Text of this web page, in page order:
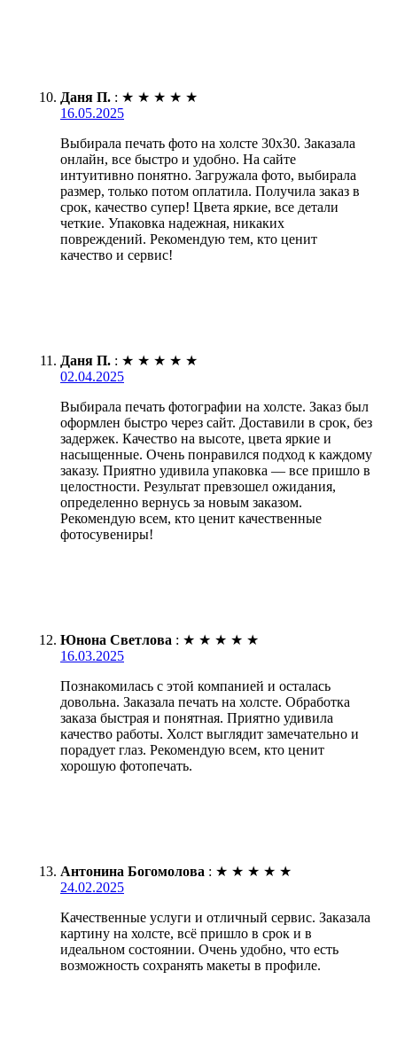
Даня П. : ★ ★ ★ ★ ★
16.05.2025
Выбирала печать фото на холсте 30х30. Заказала
онлайн, все быстро и удобно. На сайте
интуитивно понятно. Загружала фото, выбирала
размер, только потом оплатила. Получила заказ в
срок, качество супер! Цвета яркие, все детали
четкие. Упаковка надежная, никаких
повреждений. Рекомендую тем, кто ценит
качество и сервис!
Даня П. : ★ ★ ★ ★ ★
02.04.2025
Выбирала печать фотографии на холсте. Заказ был
оформлен быстро через сайт. Доставили в срок, без
задержек. Качество на высоте, цвета яркие и
насыщенные. Очень понравился подход к каждому
заказу. Приятно удивила упаковка — все пришло в
целостности. Результат превзошел ожидания,
определенно вернусь за новым заказом.
Рекомендую всем, кто ценит качественные
фотосувениры!
Юнона Светлова : ★ ★ ★ ★ ★
16.03.2025
Познакомилась с этой компанией и осталась
довольна. Заказала печать на холсте. Обработка
заказа быстрая и понятная. Приятно удивила
качество работы. Холст выглядит замечательно и
порадует глаз. Рекомендую всем, кто ценит
хорошую фотопечать.
Антонина Богомолова : ★ ★ ★ ★ ★
24.02.2025
Качественные услуги и отличный сервис. Заказала
картину на холсте, всё пришло в срок и в
идеальном состоянии. Очень удобно, что есть
возможность сохранять макеты в профиле.